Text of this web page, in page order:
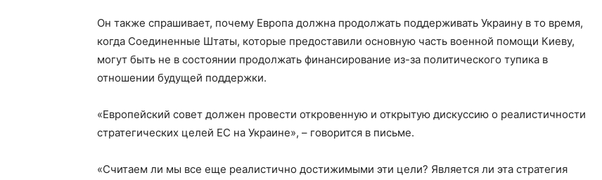
Он также спрашивает, почему Европа должна продолжать поддерживать Украину в то время,
когда Соединенные Штаты, которые предоставили основную часть военной помощи Киеву,
могут быть не в состоянии продолжать финансирование из-за политического тупика в
отношении будущей поддержки.
«Европейский совет должен провести откровенную и открытую дискуссию о реалистичности
стратегических целей ЕС на Украине», – говорится в письме.
«Считаем ли мы все еще реалистично достижимыми эти цели? Является ли эта стратегия